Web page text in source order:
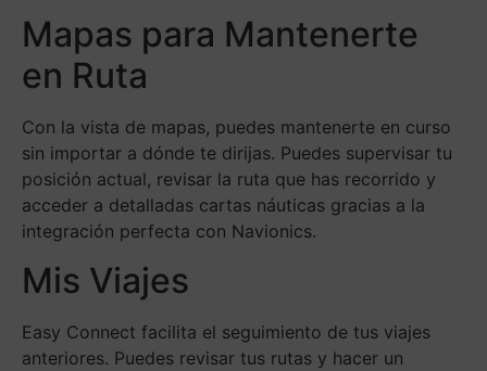
Mapas para Mantenerte
en Ruta
Con la vista de mapas, puedes mantenerte en curso
sin importar a dónde te dirijas. Puedes supervisar tu
posición actual, revisar la ruta que has recorrido y
acceder a detalladas cartas náuticas gracias a la
integración perfecta con Navionics.
Mis Viajes
Easy Connect facilita el seguimiento de tus viajes
anteriores. Puedes revisar tus rutas y hacer un